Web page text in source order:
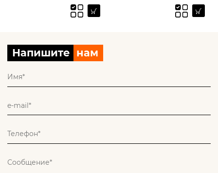
Напишите нам